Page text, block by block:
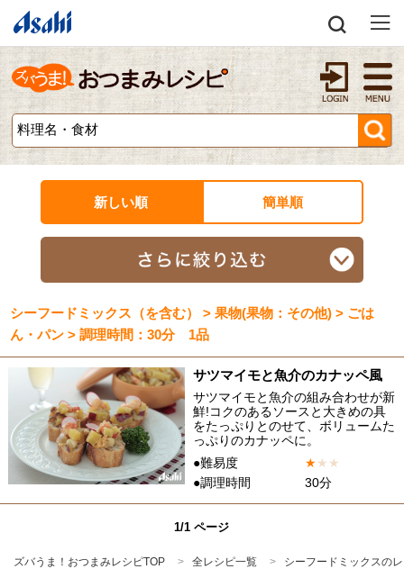
新しい順 簡単順
シーフードミックス（を含む） > 果物(果物：その他) > ごは
ん・パン > 調理時間：30分 1品
サツマイモと魚介のカナッペ風
サツマイモと魚介の組み合わせが新
鮮!コクのあるソースと大きめの具
をたっぷりとのせて、ボリュームた
っぷりのカナッペに。
●難易度
★★ ★
●調理時間
30分
1/1 ページ
ズバうま！おつまみレシピTOP 全レシピ一覧
シーフードミックスの